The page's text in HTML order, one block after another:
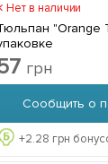
Нет в наличии
"Orange
грн
Сообщить о
+2.28 грн